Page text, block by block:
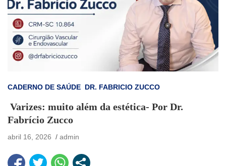
CADERNO DE SAÚDE DR. FABRICIO ZUCCO
Varizes: muito além da estética- Por Dr.
Fabrício Zucco
abril 16, 2026 admin